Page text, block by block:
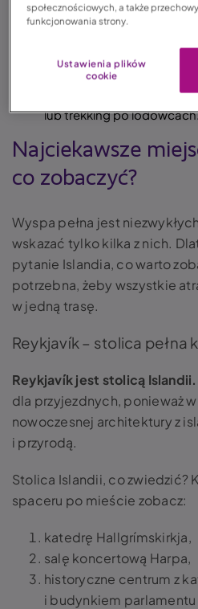
Wybór terminu podróży
Na wyjazd na Islandię
turystyczne. Zwłaszcza
lub trekking po
Najciekawsze
co zobaczyć?
Wyspa pełna jest
wskazać tylko kilka z nich.
pytanie Islandia, co warto
potrzebna, żeby wszystkie
w jedną trasę.
Reykjavík – stolica pełna
Reykjavík jest stolicą Islandii.
dla przyjezdnych, ponieważ
nowoczesnej architektury z
i przyrodą.
Stolica Islandii, co zwiedzić?
spaceru po mieście zobacz:
katedrę Hallgrímskirkja,
salę koncertową Harpa,
historyczne centrum z
i budynkiem
społecznościowych, a także
funkcjonowania strony.
Ustawienia plików
cookie